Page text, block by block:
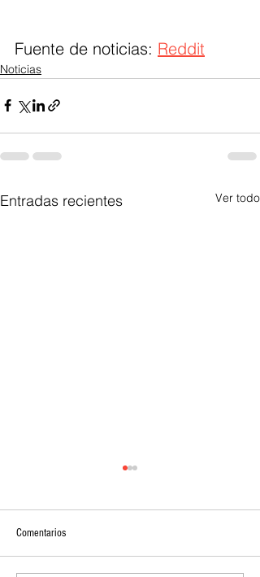
Fuente de noticias: Reddit
Noticias
Entradas recientes Ver todo
Comentarios